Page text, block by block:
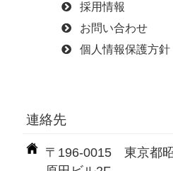
採用情報
お問い合わせ
個人情報保護方針
連絡先
〒196-0015 東京都